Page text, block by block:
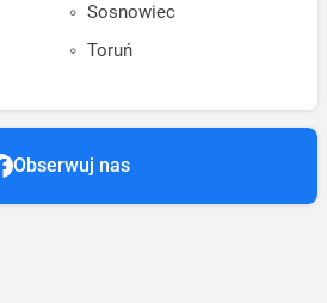
Sosnowiec
Toruń
Obserwuj nas